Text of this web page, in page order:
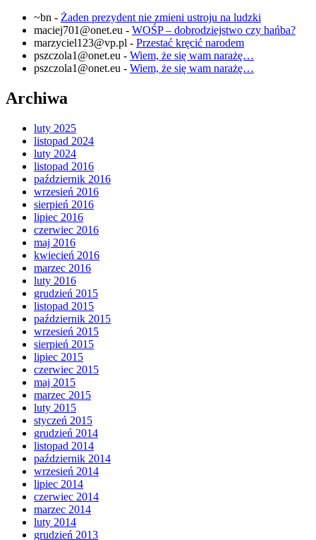
~bn - Żaden prezydent nie zmieni ustroju na ludzki
maciej701@onet.eu - WOŚP – dobrodziejstwo czy hańba?
marzyciel123@vp.pl - Przestać kręcić narodem
pszczola1@onet.eu - Wiem, że się wam narażę…
pszczola1@onet.eu - Wiem, że się wam narażę…
Archiwa
luty 2025
listopad 2024
luty 2024
listopad 2016
październik 2016
wrzesień 2016
sierpień 2016
lipiec 2016
czerwiec 2016
maj 2016
kwiecień 2016
marzec 2016
luty 2016
grudzień 2015
listopad 2015
październik 2015
wrzesień 2015
sierpień 2015
lipiec 2015
czerwiec 2015
maj 2015
marzec 2015
luty 2015
styczeń 2015
grudzień 2014
listopad 2014
październik 2014
wrzesień 2014
lipiec 2014
czerwiec 2014
marzec 2014
luty 2014
grudzień 2013